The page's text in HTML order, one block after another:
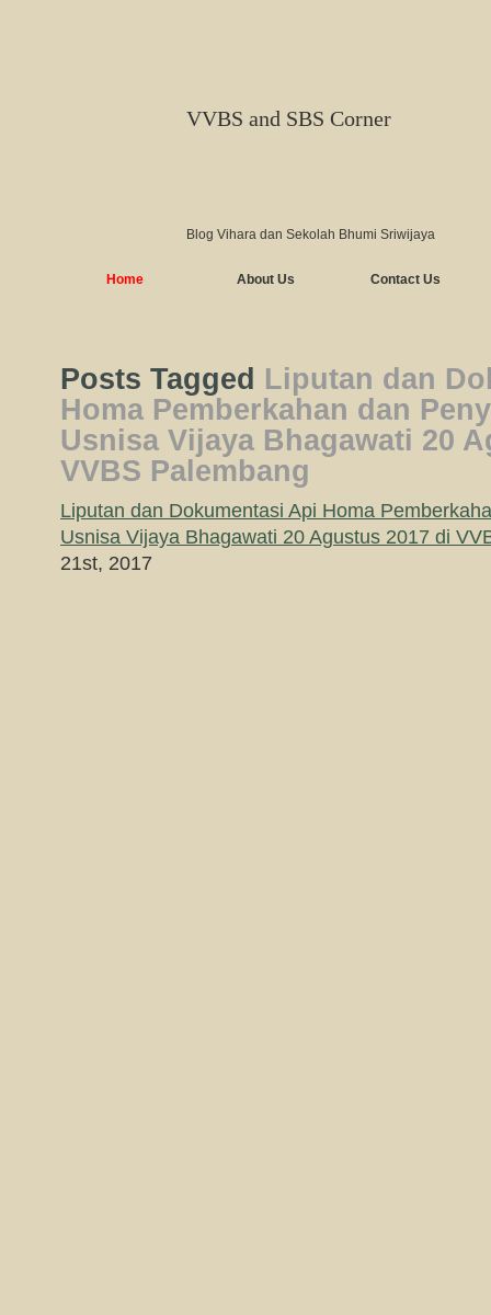
VVBS and SBS Corner
Blog Vihara dan Sekolah Bhumi Sriwijaya
Home About Us Contact Us
Posts Tagged Liputan dan
Homa Pemberkahan dan
Usnisa Vijaya Bhagawati 20
VVBS Palembang
Liputan dan Dokumentasi Api Homa
Usnisa Vijaya Bhagawati 20 Agustus 2017 di
21st, 2017